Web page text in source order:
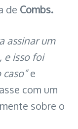
de Combs.
assinar um
e isso foi
e
com um
sobre o